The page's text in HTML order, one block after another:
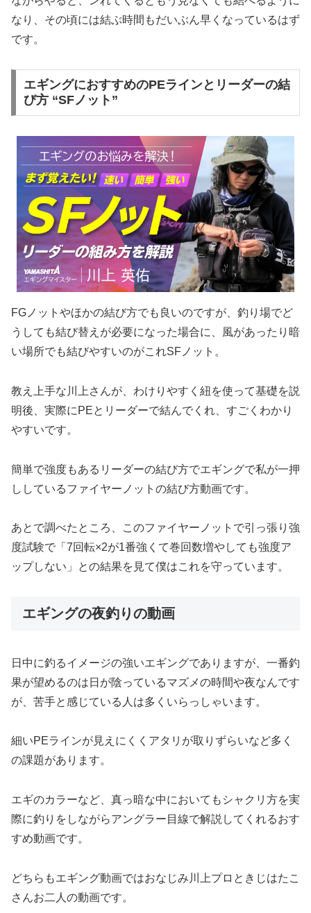
なり、その頃には結ぶ時間もだいぶん早くなっているはず
です。
エギングにおすすめのPEラインとリーダーの結
び方 “SFノット”
FGノットやほかの結び方でも良いのですが、釣り場でど
うしても結び替えが必要になった場合に、風があったり暗
い場所でも結びやすいのがこれSFノット。
教え上手な川上さんが、わけりやすく紐を使って基礎を説
明後、実際にPEとリーダーで結んでくれ、すごくわかり
やすいです。
簡単で強度もあるリーダーの結び方でエギングで私が一押
ししているファイヤーノットの結び方動画です。
あとで調べたところ、このファイヤーノットで引っ張り強
度試験で「7回転×2が1番強くて巻回数増やしても強度ア
ップしない」との結果を見て僕はこれを守っています。
エギングの夜釣りの動画
日中に釣るイメージの強いエギングでありますが、一番釣
果が望めるのは日が陰っているマズメの時間や夜なんです
が、苦手と感じている人は多くいらっしゃいます。
細いPEラインが見えにくくアタリが取りずらいなど多く
の課題があります。
エギのカラーなど、真っ暗な中においてもシャクリ方を実
際に釣りをしながらアングラー目線で解説してくれるおす
すめ動画です。
どちらもエギング動画ではおなじみ川上プロときじはたこ
さんお二人の動画です。